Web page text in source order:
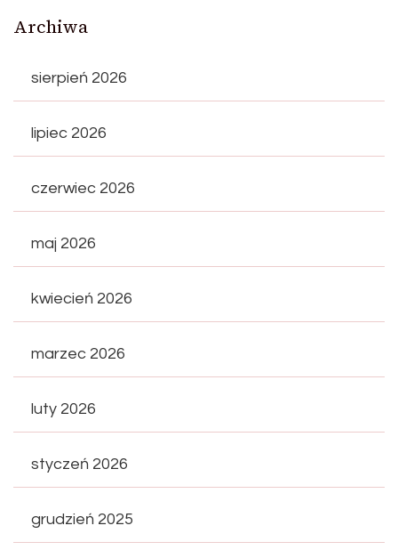
Archiwa
sierpień 2026
lipiec 2026
czerwiec 2026
maj 2026
kwiecień 2026
marzec 2026
luty 2026
styczeń 2026
grudzień 2025